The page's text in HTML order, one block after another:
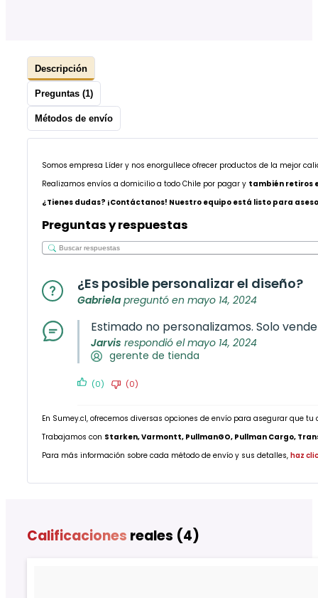
Descripción
Preguntas (1)
Métodos de envío
Somos empresa Líder y nos enorgullece ofrecer productos de la mejor
Realizamos envíos a domicilio a todo Chile por pagar y también retiros
¿Tienes dudas? ¡Contáctanos! Nuestro equipo está listo para
Preguntas y respuestas
¿Es posible personalizar el diseño?
Gabriela preguntó en mayo 14, 2024
Estimado no personalizamos. Solo
Jarvis respondió el mayo 14, 2024
gerente de tienda
(0) (0)
En Sumey.cl, ofrecemos diversas opciones de envío para asegurar que
Trabajamos con Starken, Varmontt, PullmanGO, Pullman Cargo,
Para más información sobre cada método de envío y sus detalles, haz
Calificaciones reales (4)